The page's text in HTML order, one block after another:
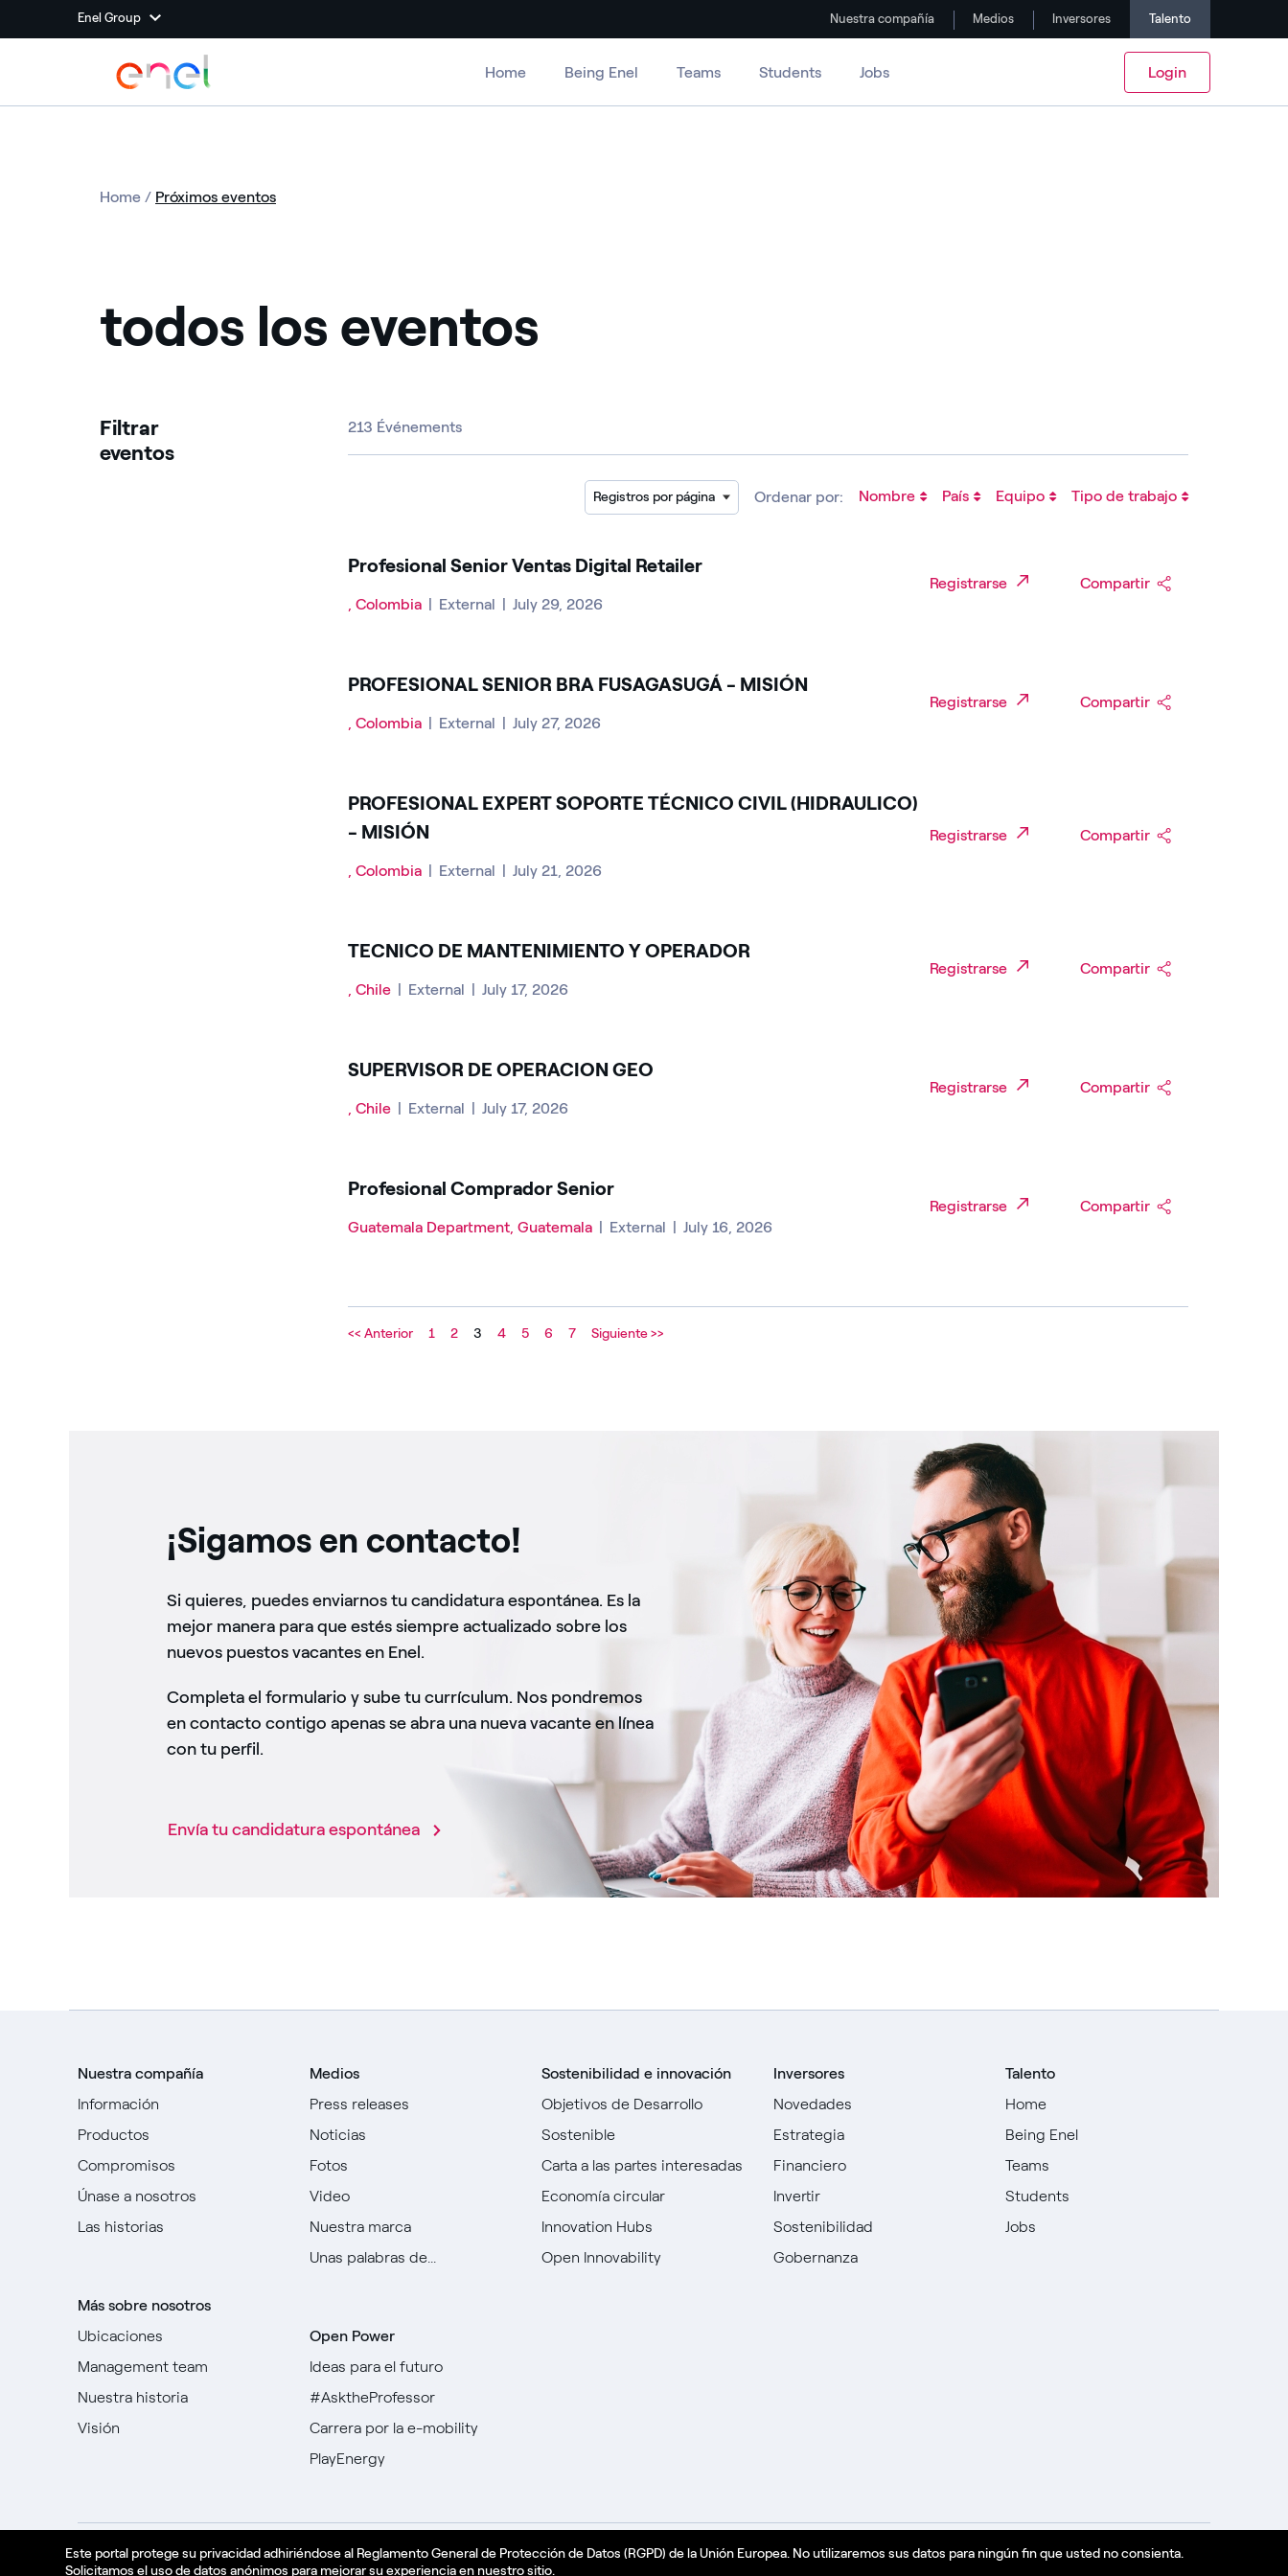
Este portal protege su privacidad adhiriéndose al Reglamento General de Protección de Datos (RGPD) de la Unión Europea. No utilizaremos sus datos para ningún fin que usted no consienta.
Solicitamos el uso de datos anónimos para mejorar su experiencia en nuestro sitio.
Enel Group Nuestra compañía Medios Inversores Talento
Home Being Enel Teams Students Jobs Login
Home / Próximos eventos
todos los eventos
Filtrar
eventos
213 Événements
Registros por página Ordenar por:
Profesional Senior Ventas Digital Retailer
, Colombia | External | July 29, 2026
Registrarse Compartir
PROFESIONAL SENIOR BRA FUSAGASUGÁ - MISIÓN
, Colombia | External | July 27, 2026
Registrarse Compartir
PROFESIONAL EXPERT SOPORTE TÉCNICO CIVIL (HIDRAULICO)
- MISIÓN
, Colombia | External | July 21, 2026
Registrarse Compartir
TECNICO DE MANTENIMIENTO Y OPERADOR
, Chile | External | July 17, 2026
Registrarse Compartir
SUPERVISOR DE OPERACION GEO
, Chile | External | July 17, 2026
Registrarse Compartir
Profesional Comprador Senior
Guatemala Department, Guatemala | External | July 16, 2026
Registrarse Compartir
<< Anterior 1 2 3 4 5 6 7 Siguiente >>
¡Sigamos en contacto!
Si quieres, puedes enviarnos tu candidatura espontánea. Es la
mejor manera para que estés siempre actualizado sobre los
nuevos puestos vacantes en Enel.
Completa el formulario y sube tu currículum. Nos pondremos
en contacto contigo apenas se abra una nueva vacante en línea
con tu perfil.
Envía tu candidatura espontánea
Nuestra compañía
Información
Productos
Compromisos
Únase a nosotros
Las historias
Más sobre nosotros
Ubicaciones
Management team
Nuestra historia
Visión
Medios
Press releases
Noticias
Fotos
Video
Nuestra marca
Unas palabras de...
Open Power
Ideas para el futuro
#AsktheProfessor
Carrera por la e-mobility
PlayEnergy
Sostenibilidad e innovación
Objetivos de Desarrollo
Sostenible
Carta a las partes interesadas
Economía circular
Innovation Hubs
Open Innovability
Inversores
Novedades
Estrategia
Financiero
Invertir
Sostenibilidad
Gobernanza
Talento
Home
Being Enel
Teams
Students
Jobs
Créditos Oficio Politique de confidentialité Política de cookies Español - ES